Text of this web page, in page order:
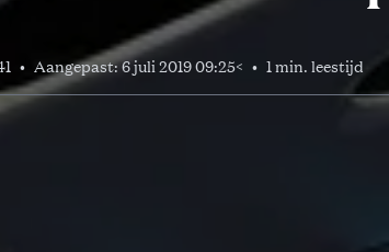
• Aangepast:6 juli 2019 09:25< • 1 min. leestijd